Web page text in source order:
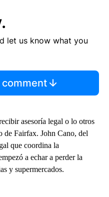
let us know what you
asesoría legal o lo otros
de Fairfax. John Cano, del
que coordina la
a echar a perder la
y supermercados.